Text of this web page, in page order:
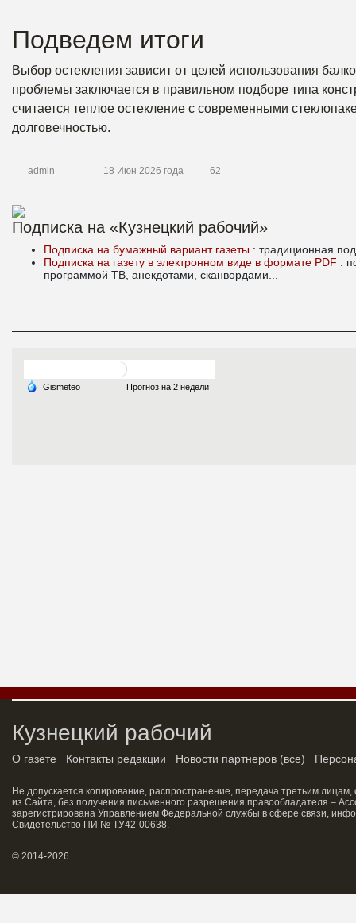
Подведем итоги
Выбор остекления зависит от целей использования
проблемы заключается в правильном подборе типа
считается теплое остекление с современными
долговечностью.
admin 18 Июн 2026 года 62
Подписка на «Кузнецкий рабочий»
Подписка на бумажный вариант газеты : традиционная
Подписка на газету в электронном виде в формате PDF :
программой ТВ, анекдотами, сканвордами...
Кузнецкий рабочий
О газете Контакты редакции Новости партнеров (все)
Не допускается копирование, распространение, передача третьим
из Сайта, без получения письменного разрешения правообладателя –
зарегистрирована Управлением Федеральной службы в сфере связи,
Свидетельство ПИ № ТУ42-00638.
© 2014-2026